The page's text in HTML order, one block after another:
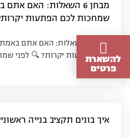
מבחן 6 השאלות: האם
שמחכות לכם הפתעות
מבחן 6 השאלות: האם אתם
לכם הפתעות יקרות? 🔍 לפני
איך בונים תקציב בנייה
להשארת
פרטים